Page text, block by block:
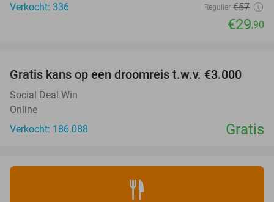
Verkocht: 336
Regulier €57
€29,90
Gratis kans op een droomreis t.w.v. €3.000
Social Deal Win
Online
Verkocht: 186.088
Gratis